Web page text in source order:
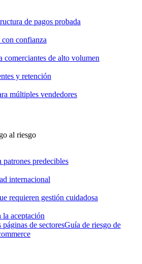
de pagos probada
confianza
comerciantes de alto volumen
y retención
múltiples vendedores
al riesgo
patrones predecibles
internacional
requieren gestión cuidadosa
la aceptación
páginas de sectoresGuía de riesgo de